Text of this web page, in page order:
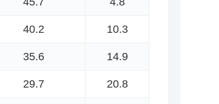
40.2 10.3
35.6 14.9
29.7 20.8